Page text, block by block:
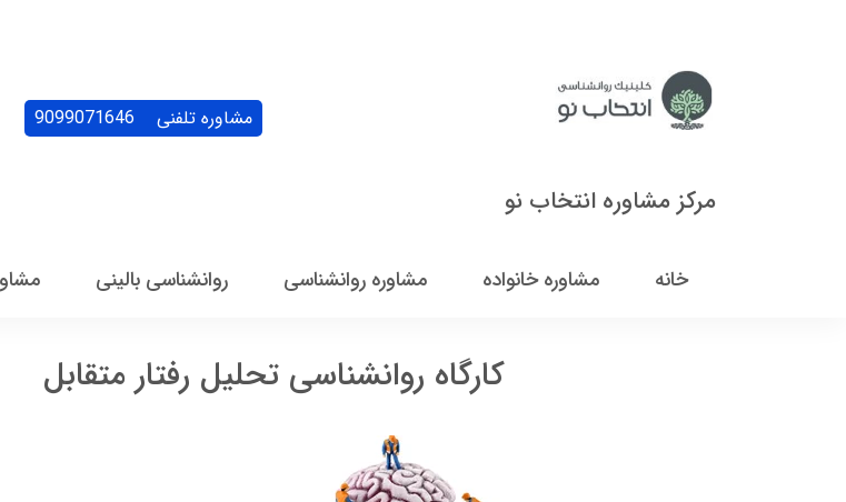
مرکز مشاوره انتخاب نو
مشاوره تلفنی 9099071646
خانه مشاوره خانواده مشاوره روانشناسی روانشناسی بالینی
کارگاه روانشناسی تحلیل رفتار متقابل